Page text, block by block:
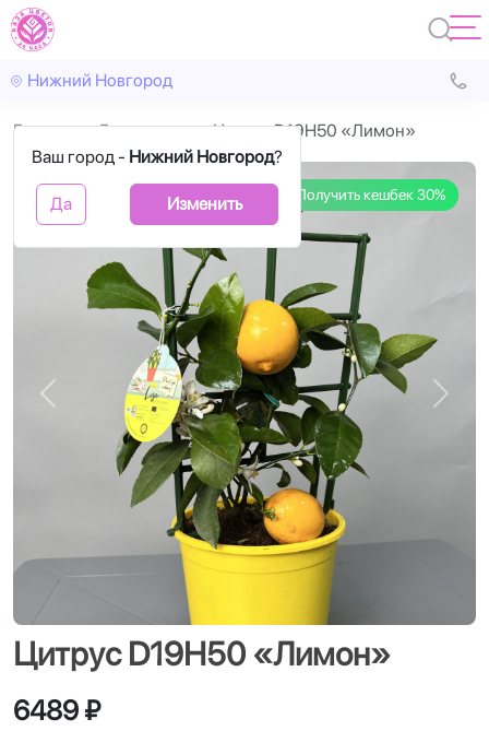
Нижний Новгород
Ваш город - Нижний Новгород?
Да Изменить
Главная Горшечные Цитрус D19H50 «Лимон»
Получить кешбек 30%
Назад
Цитрус D19H50 «Лимон»
6489 ₽